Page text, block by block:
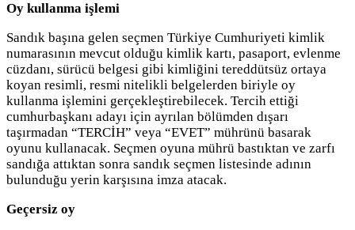
Oy kullanma işlemi
Sandık başına gelen seçmen Türkiye Cumhuriyeti kimlik
numarasının mevcut olduğu kimlik kartı, pasaport, evlenme
cüzdanı, sürücü belgesi gibi kimliğini tereddütsüz ortaya
koyan resimli, resmi nitelikli belgelerden biriyle oy
kullanma işlemini gerçekleştirebilecek. Tercih ettiği
cumhurbaşkanı adayı için ayrılan bölümden dışarı
taşırmadan “TERCİH” veya “EVET” mührünü basarak
oyunu kullanacak. Seçmen oyuna mührü bastıktan ve zarfı
sandığa attıktan sonra sandık seçmen listesinde adının
bulunduğu yerin karşısına imza atacak.
Geçersiz oy